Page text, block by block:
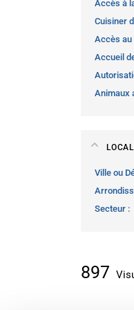
Accès à
Cuisiner
Accès au
Accueil
Animaux
Ville ou
Secteur
897